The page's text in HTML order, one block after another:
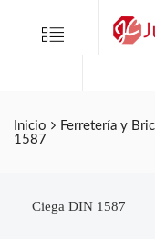
Menu
Inicio Ferretería y
1587
Ciega DIN 1587
Folletos
Contacto